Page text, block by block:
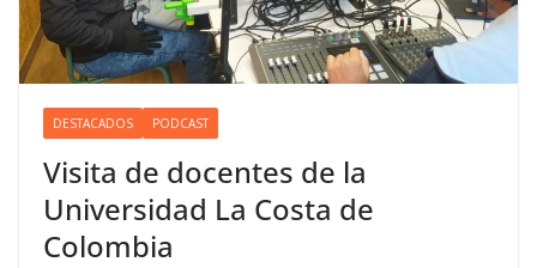
DESTACADOS PODCAST
Visita de docentes de la
Universidad La Costa de
Colombia